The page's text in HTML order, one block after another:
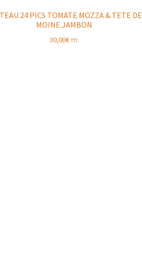
24 PICS TOMATE.MOZZA & TETE DE
MOINE.JAMBON
30,00€ TTC